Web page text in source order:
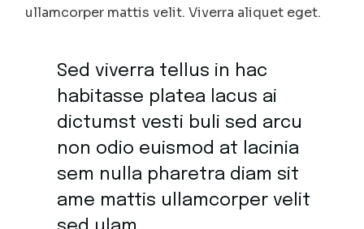
ullamcorper mattis velit. Viverra aliquet eget.
Sed viverra tellus in hac
habitasse platea lacus ai
dictumst vesti buli sed arcu
non odio euismod at lacinia
sem nulla pharetra diam sit
ame mattis ullamcorper velit